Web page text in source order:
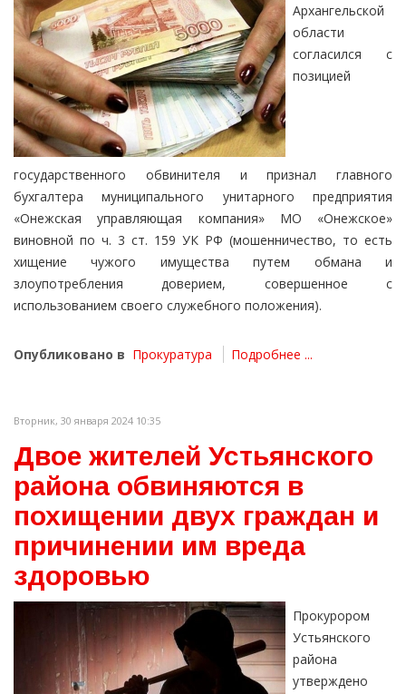
Архангельской
области
согласился с
позицией
государственного обвинителя и признал главного
бухгалтера муниципального унитарного предприятия
«Онежская управляющая компания» МО «Онежское»
виновной по ч. 3 ст. 159 УК РФ (мошенничество, то есть
хищение чужого имущества путем обмана и
злоупотребления доверием, совершенное с
использованием своего служебного положения).
Опубликовано в Прокуратура Подробнее ...
Вторник, 30 января 2024 10:35
Двое жителей Устьянского
района обвиняются в
похищении двух граждан и
причинении им вреда
здоровью
Прокурором
Устьянского
района
утверждено